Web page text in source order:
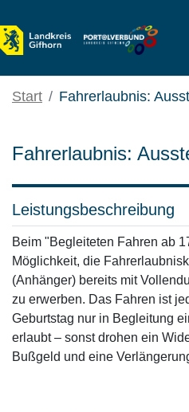
Start Fahrerlaubnis:
Fahrerlaubnis:
Leistungsbeschreibung
Beim "Begleiteten Fahren ab
Möglichkeit, die
(Anhänger) bereits mit
zu erwerben. Das Fahren ist
Geburtstag nur in Begleitung
erlaubt – sonst drohen ein
Bußgeld und eine